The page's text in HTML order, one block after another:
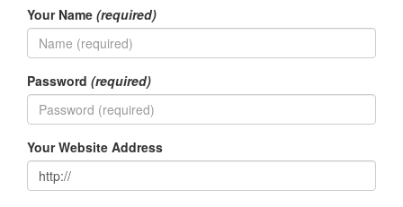
Your Name (required)
Password (required)
Your Website Address
Notices